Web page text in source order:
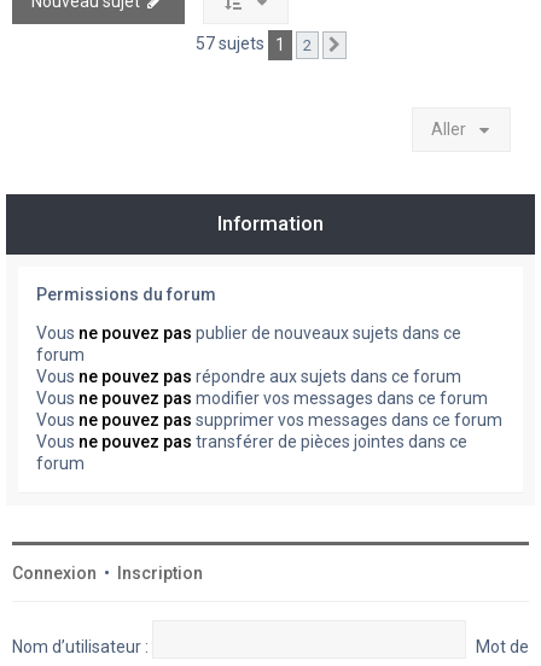
57 sujets 1 2
Aller
Information
Permissions du forum
Vous ne pouvez pas publier de nouveaux sujets dans ce
forum
Vous ne pouvez pas répondre aux sujets dans ce forum
Vous ne pouvez pas modifier vos messages dans ce forum
Vous ne pouvez pas supprimer vos messages dans ce forum
Vous ne pouvez pas transférer de pièces jointes dans ce
forum
Connexion • Inscription
Nom d’utilisateur : Mot de